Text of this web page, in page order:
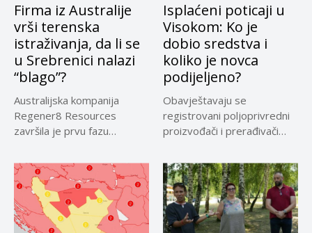
Firma iz Australije
vrši terenska
istraživanja, da li se
u Srebrenici nalazi
“blago”?
Australijska kompanija
Regener8 Resources
završila je prvu fazu
projektu...
Isplaćeni poticaji u
Visokom: Ko je
dobio sredstva i
koliko je novca
podijeljeno?
Obavještavaju se
registrovani poljoprivredni
proizvođači i prerađivači
su...